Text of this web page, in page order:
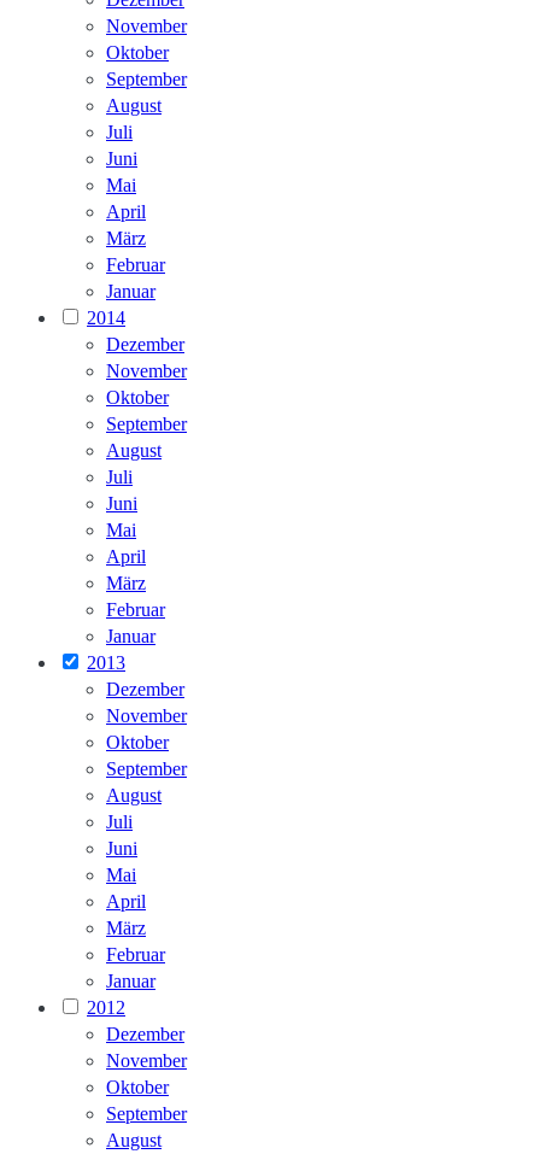
November
Oktober
September
August
Juli
Juni
Mai
April
März
Februar
Januar
2014
Dezember
November
Oktober
September
August
Juli
Juni
Mai
April
März
Februar
Januar
2013
Dezember
November
Oktober
September
August
Juli
Juni
Mai
April
März
Februar
Januar
2012
Dezember
November
Oktober
September
August